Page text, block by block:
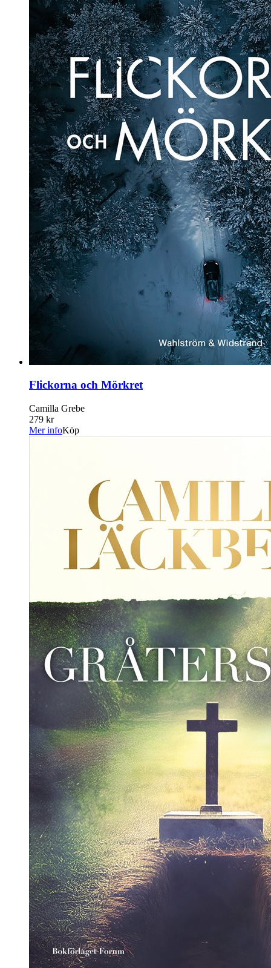
Flickorna och Mörkret
Camilla Grebe
279 kr
Mer infoKöp